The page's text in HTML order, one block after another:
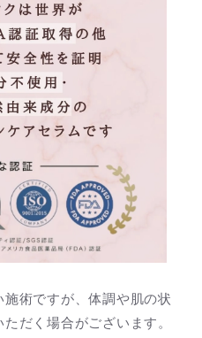
術ですが、体調や肌の状
だく場合がございます。